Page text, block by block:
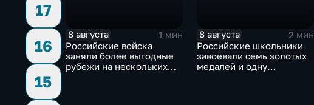
17
16
15
8 августа
1 мин
Российские войска
заняли более выгодные
рубежи на нескольких
8 августа
2 мин
Российские школьники
завоевали семь золотых
медалей и одну